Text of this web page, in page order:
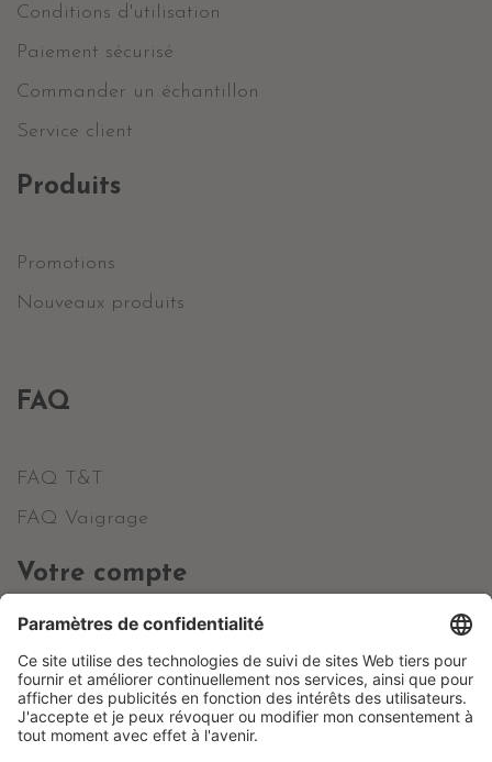
Conditions d'utilisation
Paiement sécurisé
Commander un échantillon
Service client
Produits
Promotions
Nouveaux produits
FAQ
FAQ T&T
FAQ Vaigrage
Votre compte
Informations personnelles
Commandes
Avoirs